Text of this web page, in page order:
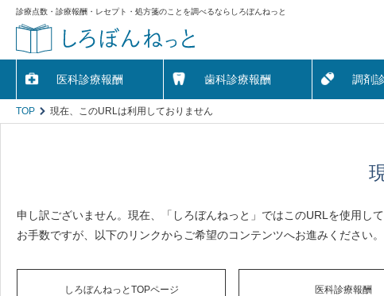
診療点数・診療報酬・レセプト・処方箋のことを調べるならしろぼんねっと
医科診療報酬 歯科診療報酬 調剤
TOP 現在、このURLは利用しておりません
申し訳ございません。現在、「しろぼんねっと」ではこのURLを使用して
お手数ですが、以下のリンクからご希望のコンテンツへお進みください。
しろぼんねっとTOPページ 医科診療報酬